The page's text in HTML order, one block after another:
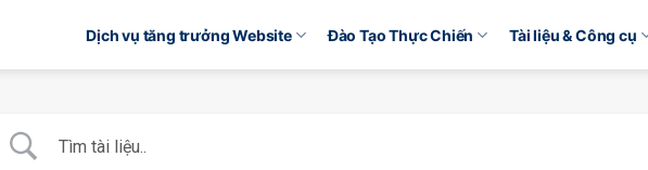
Dịch vụ tăng trưởng Website Đào Tạo Thực Chiến Tài liệu & Công cụ